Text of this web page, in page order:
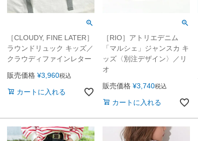
［CLOUDY, FINE LATER］
ラウンドリュック キッズ／
クラウディファインレター
販売価格 ¥3,960税込
カートに入れる
［RIO］アトリエデニム
「マルシェ」ジャンスカ キ
ッズ〈別注デザイン〉／リ
オ
販売価格 ¥3,740税込
カートに入れる